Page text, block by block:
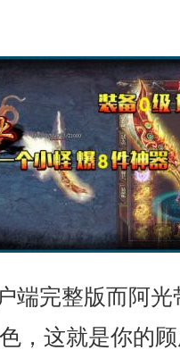
端完整版而阿
，这就是你的